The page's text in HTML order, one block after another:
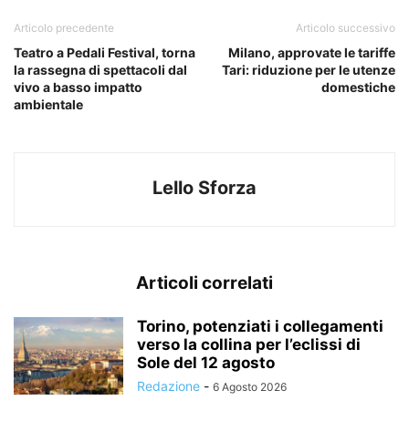
Articolo precedente
Teatro a Pedali Festival, torna
la rassegna di spettacoli dal
vivo a basso impatto
ambientale
Articolo successivo
Milano, approvate le tariffe
Tari: riduzione per le utenze
domestiche
Lello Sforza
Articoli correlati
Torino, potenziati i collegamenti
verso la collina per l’eclissi di
Sole del 12 agosto
Redazione - 6 Agosto 2026